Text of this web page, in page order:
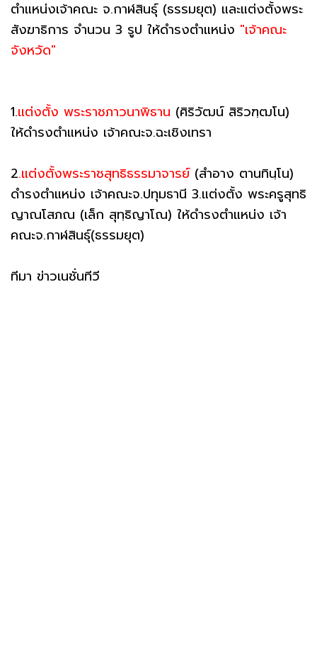
ตำแหน่งเจ้าคณะ จ.กาฬสินธุ์ (ธรรมยุต) และแต่งตั้งพระ
สังฆาธิการ จำนวน 3 รูป ให้ดำรงตำแหน่ง "เจ้าคณะ
จังหวัด"
1.แต่งตั้ง พระราชภาวนาพิธาน (ศิริวัฒน์ สิริวฑฺฒโน)
ให้ดำรงตำแหน่ง เจ้าคณะจ.ฉะเชิงเทรา
2.แต่งตั้งพระราชสุทธิธรรมาจารย์(สำอาง ตานทินฺโน)
ดำรงตำแหน่ง เจ้าคณะจ.ปทุมธานี 3.แต่งตั้ง พระครูสุทธิ
ญาณโสภณ (เล็ก สุทฺธิญาโณ) ให้ดำรงตำแหน่ง เจ้า
คณะจ.กาฬสินธุ์(ธรรมยุต)
ทีมา ข่าวเนชั่นทีวี